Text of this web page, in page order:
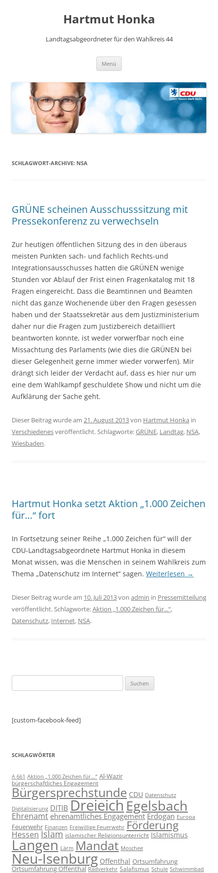
Hartmut Honka
Landtagsabgeordneter für den Wahlkreis 44
Menü
SCHLAGWORT-ARCHIVE: NSA
GRÜNE scheinen Ausschusssitzung mit
Pressekonferenz zu verwechseln
Zur heutigen öffentlichen Sitzung des in den überaus
meisten Punkten sach- und fachlich Rechts-und
Integrationsausschusses hatten die GRÜNEN wenige
Stunden vor Ablauf der Frist einen Fragenkatalog mit 18
Fragen eingereicht. Dass die Beamtinnen und Beamten
nicht das ganze Wochenende über den Fragen gesessen
haben und der Staatssekretär aus dem Justizministerium
daher nur die Fragen zum Justizbereich detailliert
beantworten konnte, ist weder vorwerfbar noch eine
Missachtung des Parlaments (wie dies die GRÜNEN bei
dieser Gelegenheit gerne immer wieder vorwerfen). Mir
drängt sich leider der Verdacht auf, dass es hier nur um
eine dem Wahlkampf geschuldete Show und nicht um die
Aufklärung der Sache geht.
Dieser Beitrag wurde am 21. August 2013von Hartmut Honka in
Verschiedenesveröffentlicht. Schlagworte:GRÜNE, Landtag, NSA,
Wiesbaden.
Hartmut Honka setzt Aktion „1.000 Zeichen
für…“ fort
In Fortsetzung seiner Reihe „1.000 Zeichen für“ will der
CDU-Landtagsabgeordnete Hartmut Honka in diesem
Monat wissen, was die Menschen in seinem Wahlkreis zum
Thema „Datenschutz im Internet“ sagen. Weiterlesen →
Dieser Beitrag wurde am 10. Juli 2013von admin in Pressemitteilung
veröffentlicht. Schlagworte:Aktion „1.000 Zeichen für...“,
Datenschutz, Internet, NSA.
nach:
[custom-facebook-feed]
SCHLAGWÖRTER
A 661 Aktion „1.000 Zeichen für...“ Al-Wazir
bürgerschaftliches Engagement
Bürgersprechstunde CDU Datenschutz
Digitalisierung DITIB DreieichEgelsbach
Ehrenamt ehrenamtliches Engagement Erdogan Europa
Feuerwehr Finanzen Freiwillige Feuerwehr Förderung
Hessen Islam islamischer Religionsunterricht Islamismus
Langen Lärm Mandat Moschee
Neu-Isenburg Offenthal Ortsumfahrung
Ortsumfahrung Offenthal Radverkehr Salafismus Schule Schwimmbad